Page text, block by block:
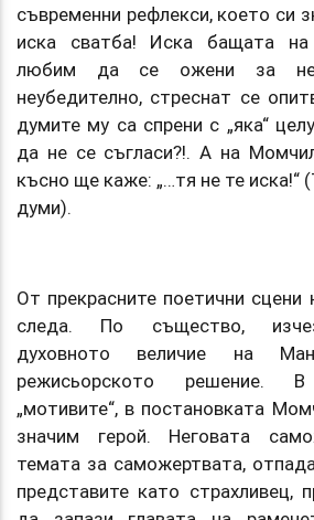
съвременни рефлекси, което си
иска сватба! Иска бащата
любим да се ожени за
неубедително, стреснат се
думите му са спрени с „яка“
да не се съгласи?!. А на
късно ще каже: „…тя не те иска!“
думи).
От прекрасните поетични
следа. По същество,
духовното величие на
режисьорското решение.
„мотивите“, в постановката
значим герой. Неговата
темата за саможертвата,
представите като страхливец,